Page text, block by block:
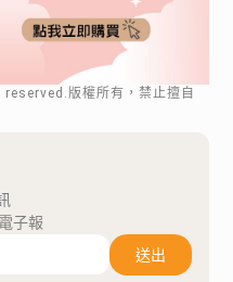
版權所有，禁止擅自
子報
送出